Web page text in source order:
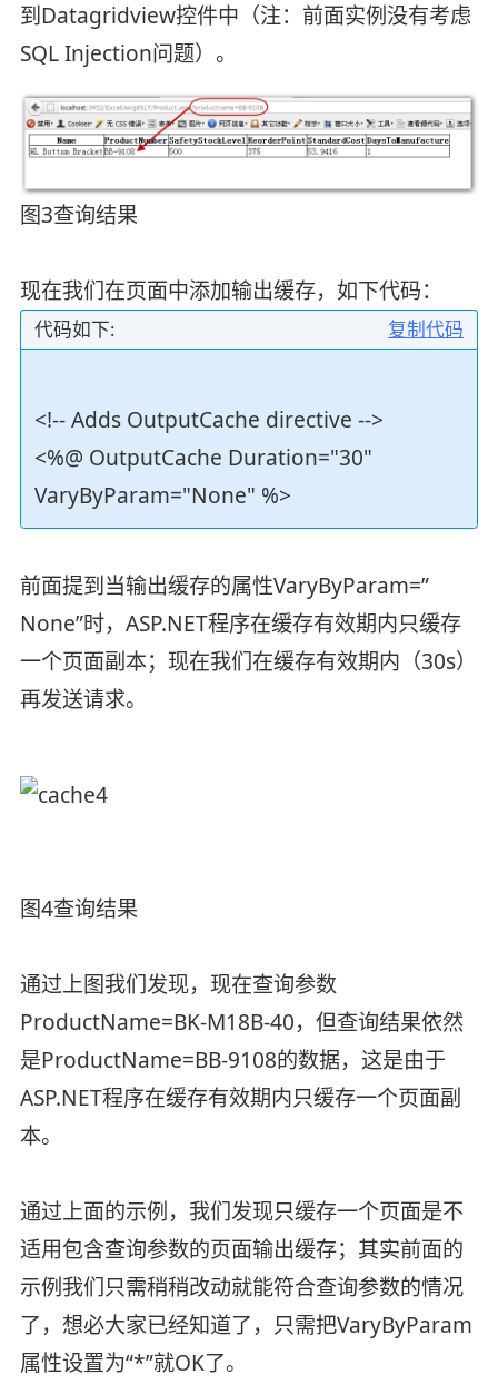
到Datagridview控件中（注：前面实例没有考虑
SQL Injection问题）。
图3查询结果
现在我们在页面中添加输出缓存，如下代码：
复制代码
代码如下:
<!-- Adds OutputCache directive -->
<%@ OutputCache Duration="30"
VaryByParam="None" %>
前面提到当输出缓存的属性VaryByParam=”
None”时，ASP.NET程序在缓存有效期内只缓存
一个页面副本；现在我们在缓存有效期内（30s）
再发送请求。
图4查询结果
通过上图我们发现，现在查询参数
ProductName=BK-M18B-40，但查询结果依然
是ProductName=BB-9108的数据，这是由于
ASP.NET程序在缓存有效期内只缓存一个页面副
本。
通过上面的示例，我们发现只缓存一个页面是不
适用包含查询参数的页面输出缓存；其实前面的
示例我们只需稍稍改动就能符合查询参数的情况
了，想必大家已经知道了，只需把VaryByParam
属性设置为“*”就OK了。